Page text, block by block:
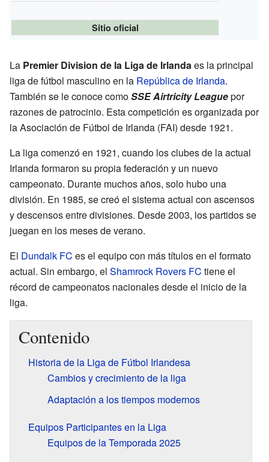
Sitio oficial
La Premier Division de la Liga de Irlandaes la principal
liga de fútbol masculino en la República de Irlanda.
También se le conoce comoSSE Airtricity Leaguepor
razones de patrocinio. Esta competición es organizada por
la Asociación de Fútbol de Irlanda (FAI) desde 1921.
La liga comenzó en 1921, cuando los clubes de la actual
Irlanda formaron su propia federación y un nuevo
campeonato. Durante muchos años, solo hubo una
división. En 1985, se creó el sistema actual con ascensos
y descensos entre divisiones. Desde 2003, los partidos se
juegan en los meses de verano.
El Dundalk FC es el equipo con más títulos en el formato
actual. Sin embargo, el Shamrock Rovers FC tiene el
récord de campeonatos nacionales desde el inicio de la
liga.
Contenido
Historia de la Liga de Fútbol Irlandesa
Cambios y crecimiento de la liga
Adaptación a los tiempos modernos
Equipos Participantes en la Liga
Equipos de la Temporada 2025